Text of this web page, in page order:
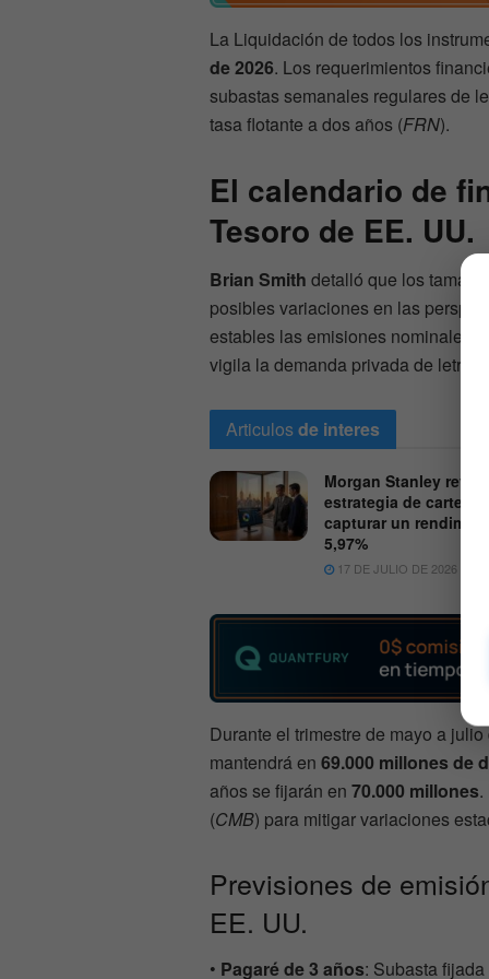
La Liquidación de todos los
de 2026. Los requerimientos
subastas semanales regulares de
tasa flotante a dos años (FRN).
El calendario de
Tesoro de EE. UU.
Brian Smith detalló que los
posibles variaciones en las
estables las emisiones nominales y
vigila la demanda privada de letras.
Articulosde interes
Morgan Stanley revela
estrategia de cartera
capturar un
5,97%
17 DE JULIO DE 2026
Durante el trimestre de mayo a
mantendrá en 69.000 millones de
años se fijarán en 70.000 millones.
(CMB) para mitigar variaciones
Previsiones de
EE. UU.
• Pagaré de 3 años: Subasta fijada